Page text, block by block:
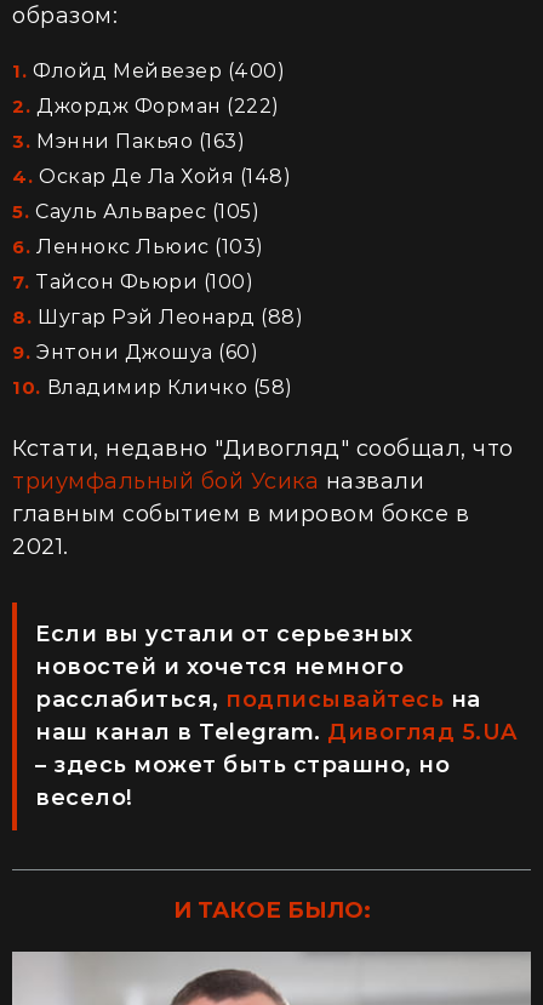
образом:
Флойд Мейвезер (400)
Джордж Форман (222)
Мэнни Пакьяо (163)
Оскар Де Ла Хойя (148)
Сауль Альварес (105)
Леннокс Льюис (103)
Тайсон Фьюри (100)
Шугар Рэй Леонард (88)
Энтони Джошуа (60)
Владимир Кличко (58)
Кстати, недавно "Дивогляд" сообщал, что
триумфальный бой Усика назвали
главным событием в мировом боксе в
2021.
Если вы устали от серьезных
новостей и хочется немного
расслабиться, подписывайтесь на
наш канал в Telegram. Дивогляд 5.UA
– здесь может быть страшно, но
весело!
И ТАКОЕ БЫЛО: